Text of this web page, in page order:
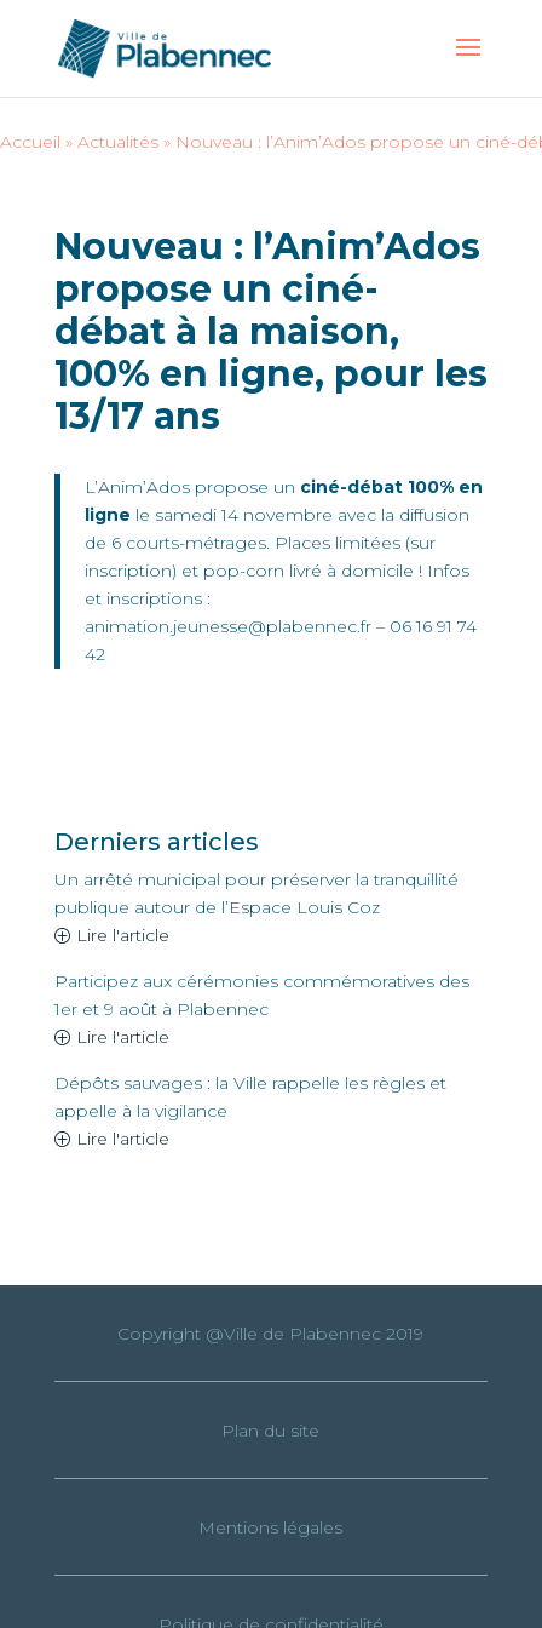
Accueil » Actualités » Nouveau : l’Anim’Ados propose un ciné-
Nouveau : l’Anim’Ados
propose un ciné-
débat à la maison,
100% en ligne, pour les
13/17 ans
L’Anim’Ados propose un ciné-débat 100% en
ligne le samedi 14 novembre avec la diffusion
de 6 courts-métrages. Places limitées (sur
inscription) et pop-corn livré à domicile ! Infos
et inscriptions :
animation.jeunesse@plabennec.fr – 06 16 91 74
42
Derniers articles
Un arrêté municipal pour préserver la tranquillité
publique autour de l’Espace Louis Coz
Lire l'article
Participez aux cérémonies commémoratives des
1er et 9 août à Plabennec
Lire l'article
Dépôts sauvages : la Ville rappelle les règles et
appelle à la vigilance
Lire l'article
Copyright @Ville de Plabennec 2019
Plan du site
Mentions légales